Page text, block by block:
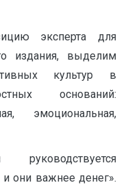
эксперта для
издания, выделим
культур в
оснований:
эмоциональная,
руководствуется
и они важнее денег».